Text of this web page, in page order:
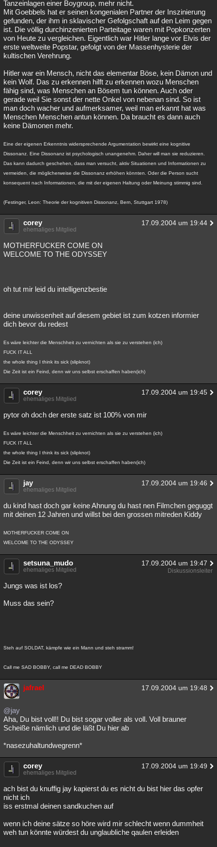
Tanzeinlagen einer Boygroup, mehr nicht.
Mit Goebbels hat er seinen kongenialen Partner der Inszinierung
gefunden, der ihm in sklavischer Gefolgschaft auf den Leim gegen
ist. Die völlig durchinzenierten Parteitage waren mit Popkonzerten
von Heute zu vergleichen. Eigentlich war Hitler lange vor Elvis der
erste weltweite Popstar, gefolgt von der Massenhysterie der
kultischen Verehrung.
Hitler war ein Mensch, nicht das elementar Böse, kein Dämon und
kein Wolf. Das zu erkennen hilft zu erkennen wozu Menschen
fähig sind, was Menschen an Bösem tun können. Auch oder
gerade weil Sie sonst der nette Onkel von nebenan sind. So ist
man doch wacher und aufmerksamer, weil man erkannt hat was
Menschen Menschen antun können. Da braucht es dann auch
keine Dämonen mehr.
Eine der eigenen Erkenntnis widersprechende Argumentation bewirkt eine kognitive
Dissonanz. Eine Dissonanz ist psychologisch unangenehm. Daher will man sie reduzieren.
Das kann dadurch geschehen, dass man versucht, aktiv Situationen und Informationen zu
vermeiden, die möglicherweise die Dissonanz erhöhen könnten. Oder die Person sucht
konsequent nach Informationen, die mit der eigenen Haltung oder Meinung stimmig sind.
(Festinger, Leon: Theorie der kognitiven Dissonanz, Bern, Stuttgart 1978)
corey 17.09.2004 um 19:44
ehemaliges Mitglied
MOTHERFUCKER COME ON
WELCOME TO THE ODYSSEY
oh tut mir leid du intelligenzbestie
deine unwissenheit auf diesem gebiet ist zum kotzen informier
dich bevor du redest
Es wäre leichter die Menschheit zu vernichten als sie zu verstehen (ich)
FUCK IT ALL
the whole thing I think its sick (slipknot)
Die Zeit ist ein Feind, denn wir uns selbst erschaffen haben(ich)
corey 17.09.2004 um 19:45
ehemaliges Mitglied
pytor oh doch der erste satz ist 100% von mir
Es wäre leichter die Menschheit zu vernichten als sie zu verstehen (ich)
FUCK IT ALL
the whole thing I think its sick (slipknot)
Die Zeit ist ein Feind, denn wir uns selbst erschaffen haben(ich)
jay 17.09.2004 um 19:46
ehemaliges Mitglied
du kind hast doch gar keine Ahnung du hast nen Filmchen geguggt
mit deinen 12 Jahren und willst bei den grossen mitreden Kiddy
MOTHERFUCKER COME ON
WELCOME TO THE ODYSSEY
setsuna_mudo 17.09.2004 um 19:47
ehemaliges Mitglied Diskussionsleiter
Jungs was ist los?
Muss das sein?
Steh auf SOLDAT, kämpfe wie ein Mann und steh stramm!
Call me SAD BOBBY, call me DEAD BOBBY
jafrael 17.09.2004 um 19:48
@jay
Aha, Du bist voll!! Du bist sogar voller als voll. Voll brauner
Scheiße nämlich und die läßt Du hier ab
*nasezuhaltundwegrenn*
corey 17.09.2004 um 19:49
ehemaliges Mitglied
ach bist du knuffig jay kapierst du es nicht du bist hier das opfer
nicht ich
iss erstmal deinen sandkuchen auf
wenn ich deine sätze so höre wird mir schlecht wenn dummheit
weh tun könnte würdest du unglaubliche qaulen erleiden